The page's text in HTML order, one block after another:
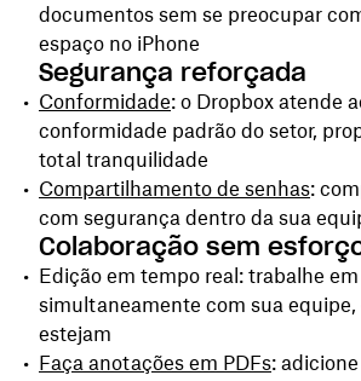
documentos sem se preocupar
espaço no iPhone
Segurança reforçada
Conformidade: o Dropbox atende
conformidade padrão do setor,
total tranquilidade
Compartilhamento de senhas:
com segurança dentro da sua
Colaboração sem
Edição em tempo real: trabalhe
simultaneamente com sua equipe,
estejam
Faça anotações em PDFs: